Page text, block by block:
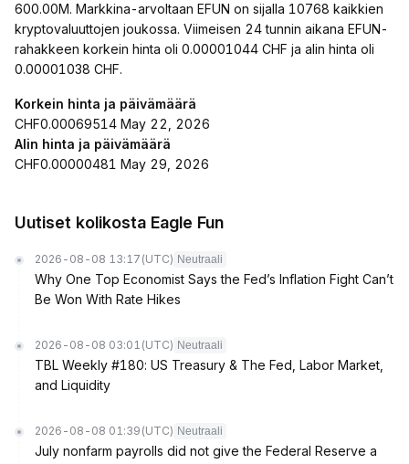
600.00M. Markkina-arvoltaan EFUN on sijalla 10768 kaikkien
kryptovaluuttojen joukossa. Viimeisen 24 tunnin aikana EFUN-
rahakkeen korkein hinta oli 0.00001044 CHF ja alin hinta oli
0.00001038 CHF.
Korkein hinta ja päivämäärä
CHF0.00069514 May 22, 2026
Alin hinta ja päivämäärä
CHF0.00000481 May 29, 2026
Uutiset kolikosta Eagle Fun
2026-08-08 13:17 (UTC) Neutraali
Why One Top Economist Says the Fed’s Inflation Fight Can’t
Be Won With Rate Hikes
2026-08-08 03:01 (UTC) Neutraali
TBL Weekly #180: US Treasury & The Fed, Labor Market,
and Liquidity
2026-08-08 01:39 (UTC) Neutraali
July nonfarm payrolls did not give the Federal Reserve a